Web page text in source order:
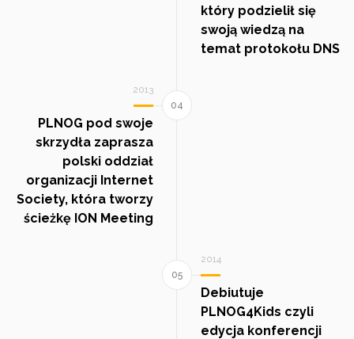
który podzielił się
swoją wiedzą na
temat protokołu DNS
2013
PLNOG pod swoje
skrzydła zaprasza
polski oddział
organizacji Internet
Society, która tworzy
ścieżkę ION Meeting
2014
Debiutuje
PLNOG4Kids czyli
edycja konferencji